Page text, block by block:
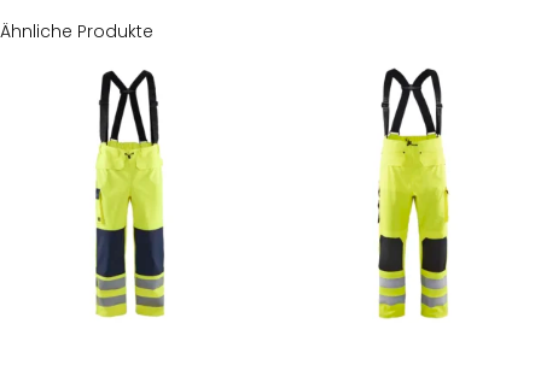
Ähnliche Produkte